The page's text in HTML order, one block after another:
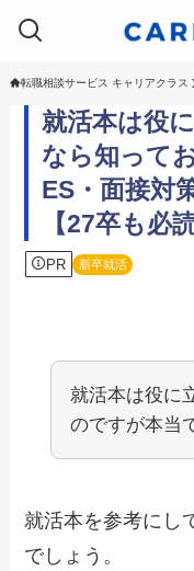
転職相談サービス キャリアクラス
就活本は役
なら知って
ES・面接対
【27卒も必読
PR 新卒就活
就活本は役に
のですが本当
就活本を参考にし
でしょう。